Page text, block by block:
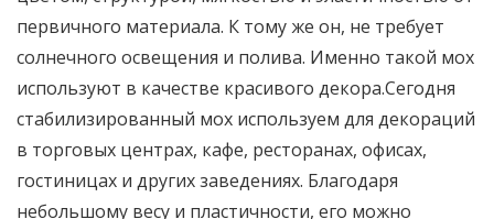
первичного материала. К тому же он, не требует
солнечного освещения и полива. Именно такой мох
используют в качестве красивого декора.Сегодня
стабилизированный мох используем для декораций
в торговых центрах, кафе, ресторанах, офисах,
гостиницах и других заведениях. Благодаря
небольшому весу и пластичности, его можно